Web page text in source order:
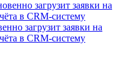
загрузит заявки на
в CRM-систему